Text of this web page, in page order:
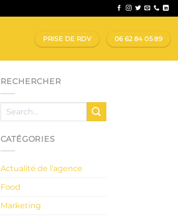
PRISE DE RDV 06 62 84 05 89
RECHERCHER
CATÉGORIES
Actualité de l'agence
Food
Marketing